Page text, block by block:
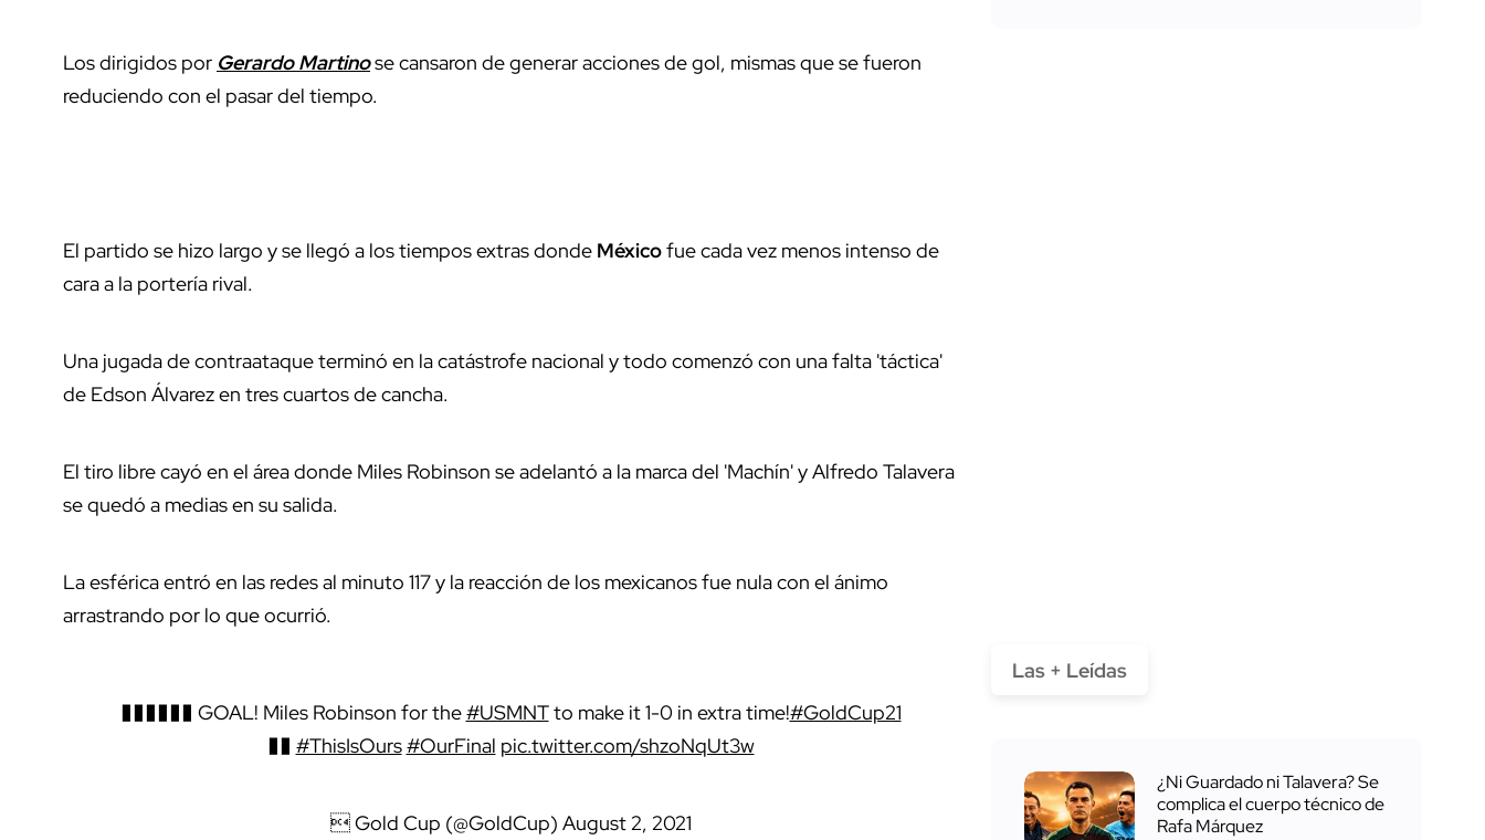
Los dirigidos por Gerardo Martinose cansaron de generar acciones de gol, mismas que se fueron
reduciendo con el pasar del tiempo.
El partido se hizo largo y se llegó a los tiempos extras donde Méxicofue cada vez menos intenso de
cara a la portería rival.
Una jugada de contraataque terminó en la catástrofe nacional y todo comenzó con una falta 'táctica'
de Edson Álvarez en tres cuartos de cancha.
El tiro libre cayó en el área donde Miles Robinson se adelantó a la marca del 'Machín' y Alfredo Talavera
se quedó a medias en su salida.
La esférica entró en las redes al minuto 117 y la reacción de los mexicanos fue nula con el ánimo
arrastrando por lo que ocurrió.
������ GOAL! Miles Robinson for the#USMNTto make it 1-0 in extra time!#GoldCup21
�� #ThisIsOurs#OurFinal pic.twitter.com/shzoNqUt3w
 Gold Cup (@GoldCup) August 2, 2021
Las + Leídas
¿Ni Guardado ni Talavera? Se
complica el cuerpo técnico de
Rafa Márquez